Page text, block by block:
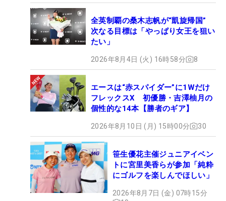
全英制覇の桑木志帆が“凱旋帰国”
次なる目標は「やっぱり女王を狙い
たい」
2026年8月4日 (火) 16時58分 8
エースは“赤スパイダー”に1Wだけ
フレックスX 初優勝・吉澤柚月の
個性的な14本【勝者のギア】
2026年8月10日 (月) 15時00分 30
笹生優花主催ジュニアイベン
トに宮里美香らが参加「純粋
にゴルフを楽しんでほしい」
2026年8月7日 (金) 07時15分